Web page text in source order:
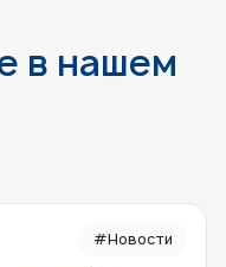
в нашем
#Новости